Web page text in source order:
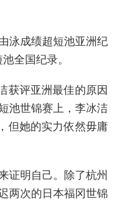
泳成绩超短池亚洲纪
全国纪录。
获评亚洲最佳的原因
池世锦赛上，李冰洁
但她的实力依然毋庸
证明自己。除了杭州
两次的日本福冈世锦